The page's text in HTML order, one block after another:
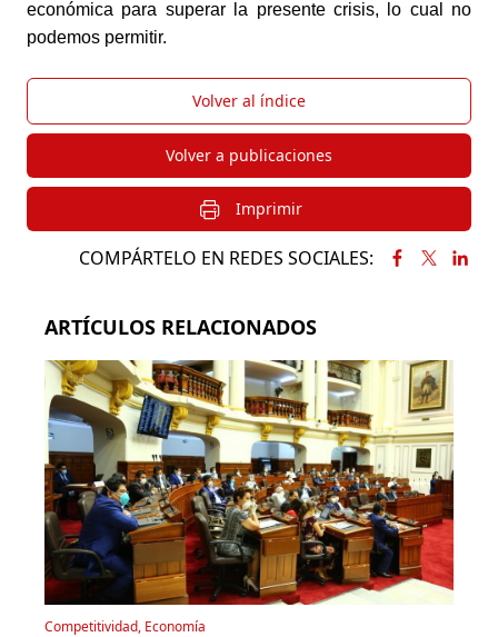
económica para superar la presente crisis, lo cual no
podemos permitir.
Volver al índice
Volver a publicaciones
Imprimir
COMPÁRTELO EN REDES SOCIALES:
ARTÍCULOS RELACIONADOS
Competitividad, Economía